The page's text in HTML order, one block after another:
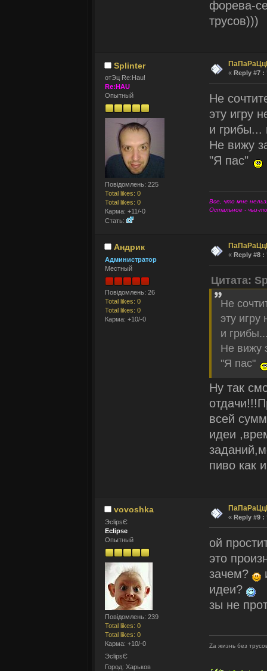
форева-
трусов)))
Splinter
отЭц Re:Hau!
Re:HAU
Опытный
Повідомлень: 225
Total likes: 0
Total likes: 0
Карма: +11/-0
Стать:
« Reply #7 :
Не
эту игру
и грибы...
Не вижу
"Я пас"
Все, что мне
Остальное - чьи-
Андрик
Администратор
Местный
Повідомлень: 26
Total likes: 0
Total likes: 0
Карма: +10/-0
« Reply #8 :
Цитата:
Не
эту игру
и
Не вижу
"Я пас"
Ну так
всей
идеи
пиво как
vovoshka
ЭclipsЄ
Eclipse
Опытный
Повідомлень: 239
Total likes: 0
Total likes: 0
Карма: +10/-0
ЭclipsЄ
Город: Харьков
« Reply #9 :
ой
это
зачем?
идеи?
зы не
Zа жизнь без